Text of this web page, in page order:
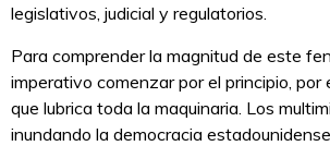
legislativos, judicial y regulatorios.
Para comprender la magnitud de este
imperativo comenzar por el principio, por
que lubrica toda la maquinaria. Los
inundando la democracia